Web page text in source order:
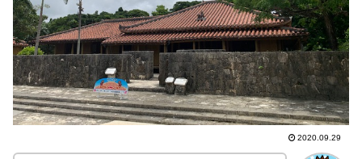
2020.09.29